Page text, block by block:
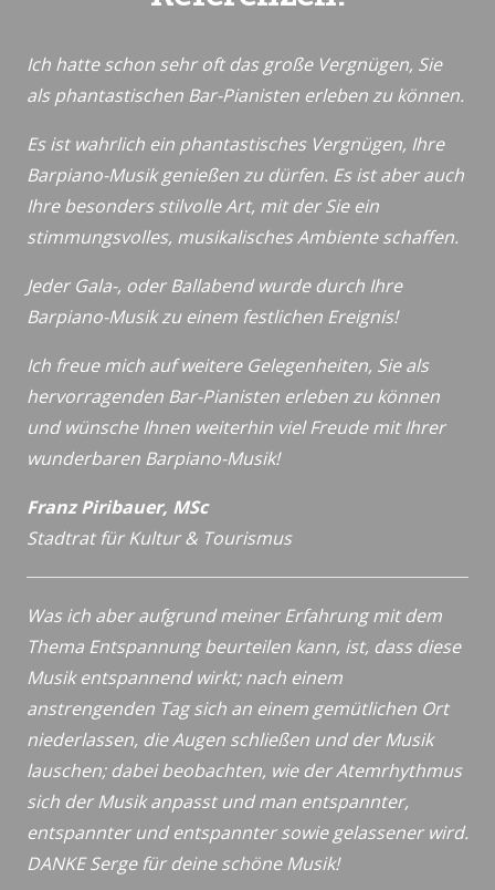
Ich hatte schon sehr oft das große Vergnügen, Sie
als phantastischen Bar-Pianisten erleben zu können.
Es ist wahrlich ein phantastisches Vergnügen, Ihre
Barpiano-Musik genießen zu dürfen. Es ist aber auch
Ihre besonders stilvolle Art, mit der Sie ein
stimmungsvolles, musikalisches Ambiente schaffen.
Jeder Gala-, oder Ballabend wurde durch Ihre
Barpiano-Musik zu einem festlichen Ereignis!
Ich freue mich auf weitere Gelegenheiten, Sie als
hervorragenden Bar-Pianisten erleben zu können
und wünsche Ihnen weiterhin viel Freude mit Ihrer
wunderbaren Barpiano-Musik!
Franz Piribauer, MSc
Stadtrat für Kultur & Tourismus
Was ich aber aufgrund meiner Erfahrung mit dem
Thema Entspannung beurteilen kann, ist, dass diese
Musik entspannend wirkt; nach einem
anstrengenden Tag sich an einem gemütlichen Ort
niederlassen, die Augen schließen und der Musik
lauschen; dabei beobachten, wie der Atemrhythmus
sich der Musik anpasst und man entspannter,
entspannter und entspannter sowie gelassener wird.
DANKE Serge für deine schöne Musik!